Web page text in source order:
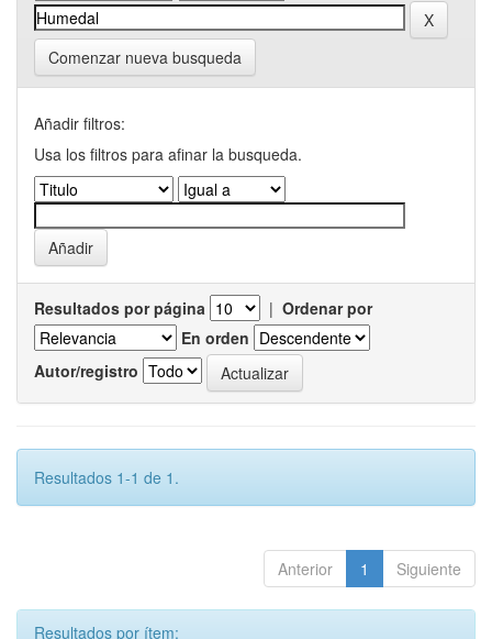
Comenzar nueva busqueda
Añadir filtros:
Usa los filtros para afinar la busqueda.
Resultados por página | Ordenar por
En orden
Autor/registro
Resultados 1-1 de 1.
Anterior 1 Siguiente
Resultados por ítem: